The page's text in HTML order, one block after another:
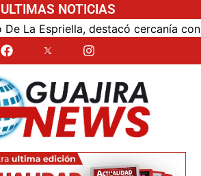
ULTIMAS NOTICIAS
destacó cercanía con el